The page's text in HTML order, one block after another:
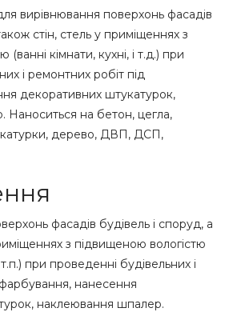
вирівнювання поверхонь фасадів
стін, стель у приміщеннях з
кімнати, кухні, і т.д.) при
і ремонтних робіт під
декоративних штукатурок,
на бетон, цегла,
дерево, ДВП, ДСП,
фасадів будівель і споруд, а
з підвищеною вологістю
т.п.) при проведенні будівельних і
нанесення
наклеювання шпалер.